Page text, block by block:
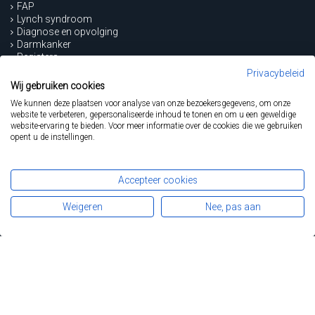
FAP
Lynch syndroom
Diagnose en opvolging
Darmkanker
Registers
Professionals
Over FAPA
Nieuws
Contact
... en draag de FAP- en Lynchpatiënten een warm hart toe.
DONEER
Privacybeleid
Wij gebruiken cookies
We kunnen deze plaatsen voor analyse van onze bezoekersgegevens, om onze
website te verbeteren, gepersonaliseerde inhoud te tonen en om u een geweldige
website-ervaring te bieden. Voor meer informatie over de cookies die we gebruiken
opent u de instellingen.
Accepteer cookies
Weigeren Nee, pas aan